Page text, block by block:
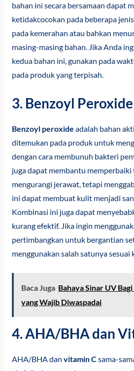
bahan ini secara bersamaan dapat
ketidakcocokan pada beberapa
pada kemerahan atau bahkan
masing-masing bahan. Jika Anda
kedua bahan ini, gunakan pada
pada produk yang terpisah.
3. Benzoyl
Benzoyl peroxide adalah bahan
ditemukan pada produk untuk
dengan cara membunuh bakteri
juga dapat membantu
mengurangi jerawat, tetapi
ini dapat membuat kulit menjadi
Kombinasi ini juga dapat
kurang efektif. Jika ingin
pertimbangkan untuk bergantian
menggunakan salah satunya
Baca Juga Bahaya Sinar UV
yang Wajib Diwaspadai
4. AHA/BHA dan
AHA/BHA dan vitamin Csama-